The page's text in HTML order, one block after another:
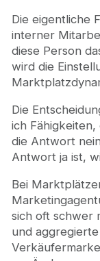
Die eigentliche
interner
diese Person
wird die
Die
ich
die Antwort
Antwort ja ist,
Bei
sich oft schwer
und